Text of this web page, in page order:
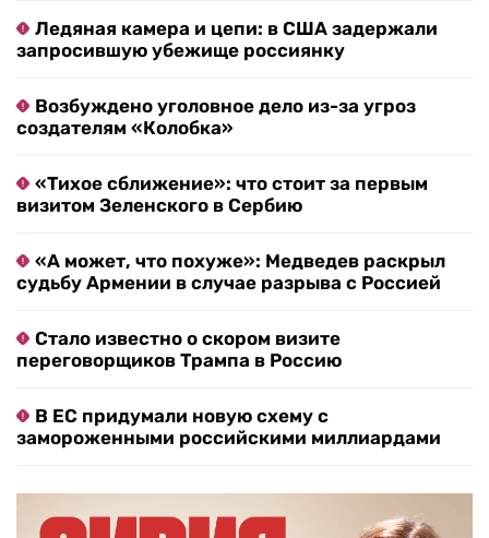
судьбу Армении в случае разрыва с Россией
переговорщиков Трампа в Россию
замороженными российскими миллиардами